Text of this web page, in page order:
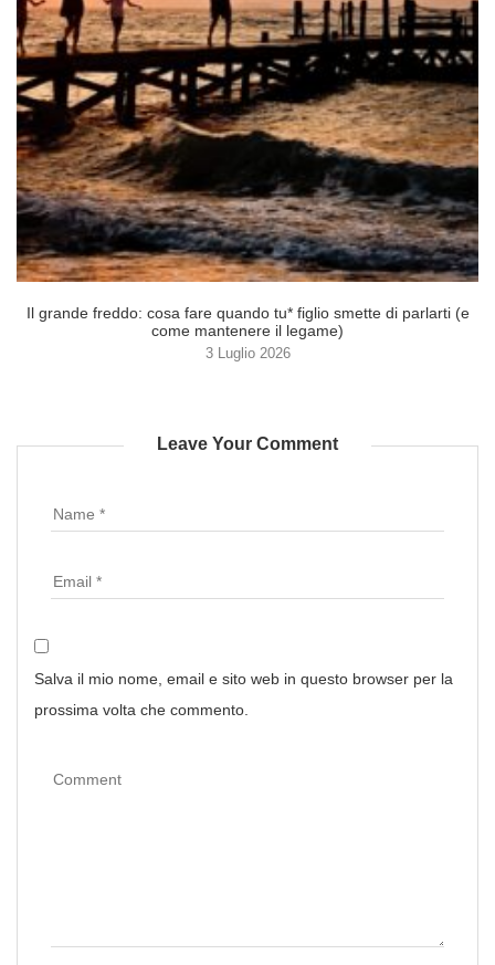
Il grande freddo: cosa fare quando tu* figlio smette di parlarti (e
come mantenere il legame)
3 Luglio 2026
Leave Your Comment
Salva il mio nome, email e sito web in questo browser per la
prossima volta che commento.